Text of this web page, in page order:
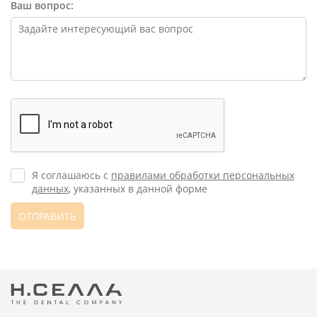
Ваш вопрос:
Я соглашаюсь с правилами обработки персональных
данных, указанных в данной форме
ОТПРАВИТЬ